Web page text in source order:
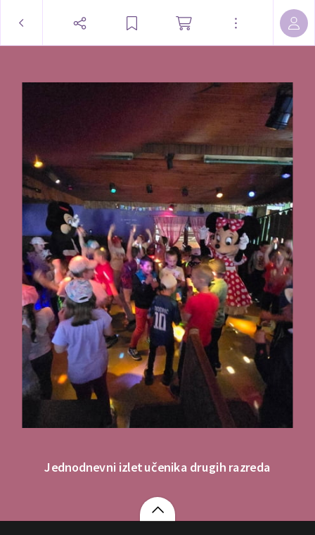
Jednodnevni izlet učenika drugih razreda